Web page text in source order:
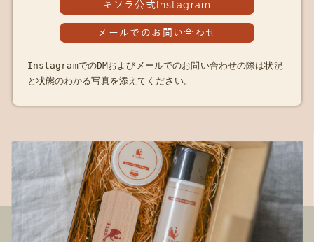
キソラ公式Instagram
メールでのお問い合わせ
InstagramでのDMおよびメールでのお問い合わせの際は状況
と状態のわかる写真を添えてください。